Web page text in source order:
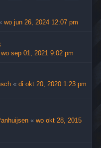
wo jun 26, 2024 12:07 pm
wo sep 01, 2021 9:02 pm
« di okt 20, 2020 1:23 pm
« wo okt 28, 2015